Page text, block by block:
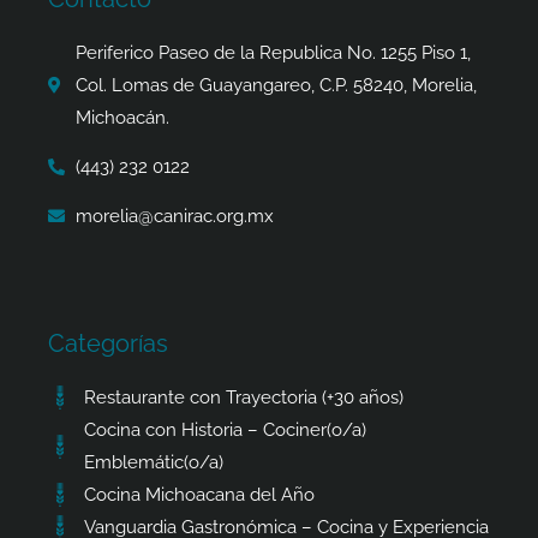
k
-
f
a
m
e
r
p
Periferico Paseo de la Republica No. 1255 Piso 1,
Col. Lomas de Guayangareo, C.P. 58240, Morelia,
Michoacán.
(443) 232 0122
morelia@canirac.org.mx
Categorías
Restaurante con Trayectoria (+30 años)
Cocina con Historia – Cociner(o/a)
Emblemátic(o/a)
Cocina Michoacana del Año
Vanguardia Gastronómica – Cocina y Experiencia